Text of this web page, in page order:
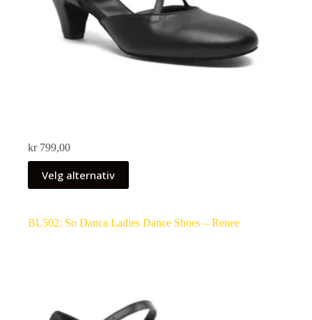
kr799,00
Velg alternativ
BL502: So Danca Ladies Dance Shoes – Renee